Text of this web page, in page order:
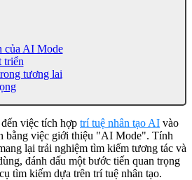
của AI Mode
triển
tương lai
việc tích hợp trí tuệ nhân tạo AI vào
bằng việc giới thiệu "AI Mode". Tính
lại trải nghiệm tìm kiếm tương tác và
đánh dấu một bước tiến quan trọng
tìm kiếm dựa trên trí tuệ nhân tạo.